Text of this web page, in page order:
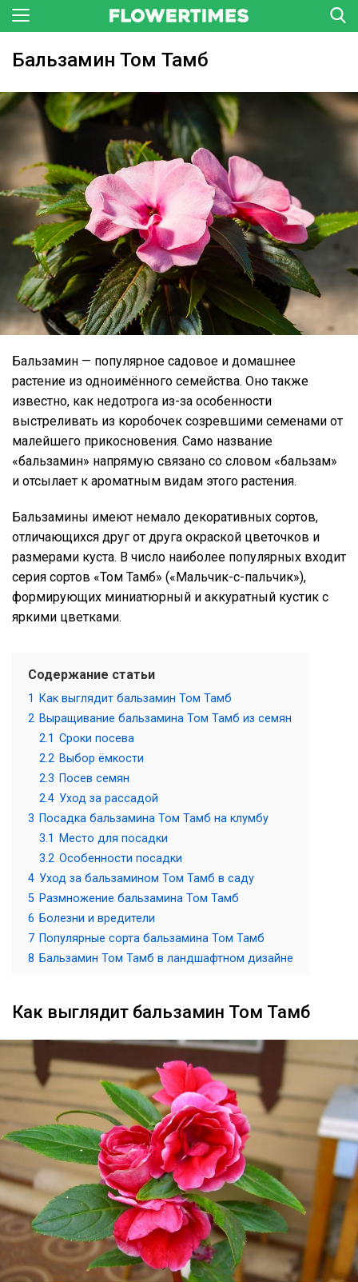
Бальзамин Том Тамб
Бальзамин — популярное садовое и домашнее
растение из одноимённого семейства. Оно также
известно, как недотрога из-за особенности
выстреливать из коробочек созревшими семенами от
малейшего прикосновения. Само название
«бальзамин» напрямую связано со словом «бальзам»
и отсылает к ароматным видам этого растения.
Бальзамины имеют немало декоративных сортов,
отличающихся друг от друга окраской цветочков и
размерами куста. В число наиболее популярных входит
серия сортов «Том Тамб» («Мальчик-с-пальчик»),
формирующих миниатюрный и аккуратный кустик с
яркими цветками.
Содержание статьи
1
Как выглядит бальзамин Том Тамб
2 Выращивание бальзамина Том Тамб из семян
2.1 Сроки посева
2.2 Выбор ёмкости
2.3 Посев семян
2.4 Уход за рассадой
3 Посадка бальзамина Том Тамб на клумбу
3.1
Место для посадки
3.2 Особенности посадки
4 Уход за бальзамином Том Тамб в саду
5 Размножение бальзамина Том Тамб
6 Болезни и вредители
7 Популярные сорта бальзамина Том Тамб
8 Бальзамин Том Тамб в ландшафтном дизайне
Как выглядит бальзамин Том Тамб